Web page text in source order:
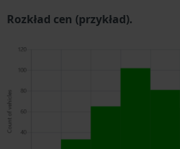
Rozkład cen (przykład).